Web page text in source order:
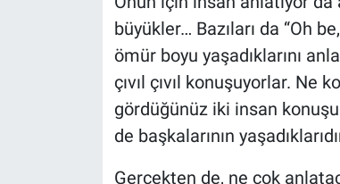
büyükler… Bazıları da “Oh
ömür boyu yaşadıklarını
çıvıl çıvıl konuşuyorlar.
gördüğünüz iki insan
de başkalarının
Gerçekten de, ne çok
Bilim ve Teknoloji